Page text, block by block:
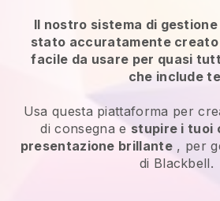
Il nostro sistema di
stato accuratamente creato
facile da usare per quasi
che include
Usa questa piattaforma per
di consegna e stupire i tuoi
presentazione brillante , per
di Blackbell.